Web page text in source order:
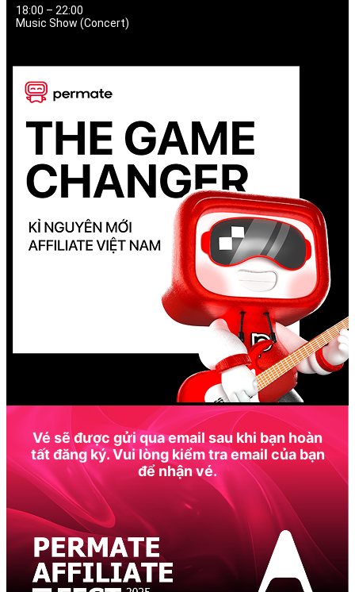
18:00 – 22:00
Music Show (Concert)
Vé sẽ được gửi qua email sau khi bạn hoàn
tất đăng ký. Vui lòng kiểm tra email của bạn
để nhận vé.